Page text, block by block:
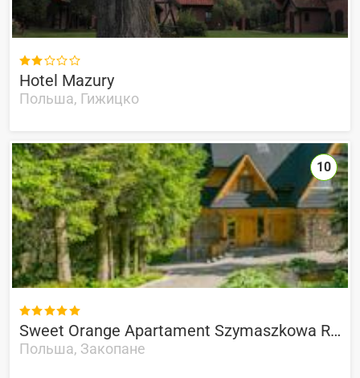

Hotel Mazury
Польша, Гижицко

Sweet Orange Apartament Szymaszkowa Residence
Польша, Закопане
10